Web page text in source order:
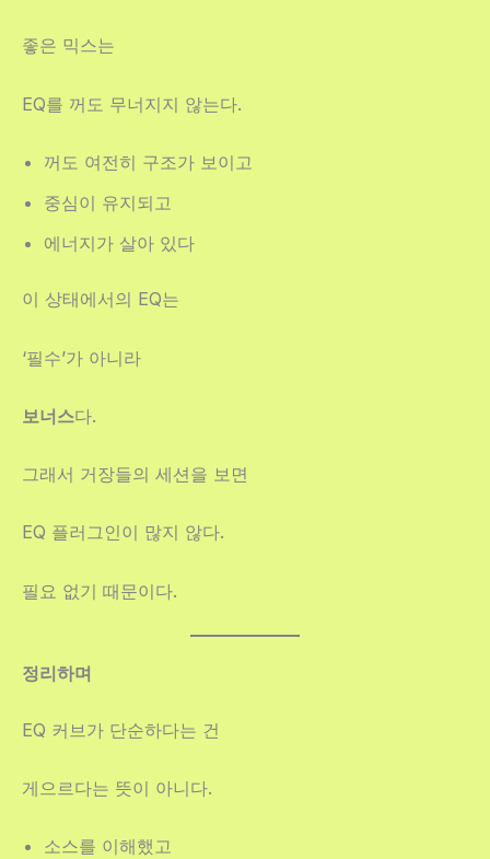
좋은 믹스는
EQ를 꺼도 무너지지 않는다.
꺼도 여전히 구조가 보이고
중심이 유지되고
에너지가 살아 있다
이 상태에서의 EQ는
‘필수’가 아니라
보너스다.
그래서 거장들의 세션을 보면
EQ 플러그인이 많지 않다.
필요 없기 때문이다.
정리하며
EQ 커브가 단순하다는 건
게으르다는 뜻이 아니다.
소스를 이해했고